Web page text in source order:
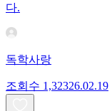
다.
독학사랑
조회수 1,32326.02.19